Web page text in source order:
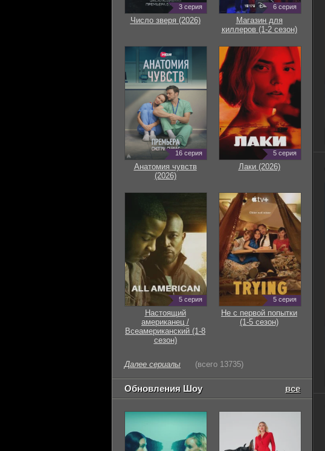
3 серия
Число зверя (2026)
6 серия
Магазин для
киллеров (1-2 сезон)
16 серия
Анатомия чувств
(2026)
5 серия
Лаки (2026)
5 серия
Настоящий
американец /
Всеамериканский (1-8
сезон)
5 серия
Не с первой попытки
(1-5 сезон)
Далее сериалы (всего 13735)
Обновления Шоу все